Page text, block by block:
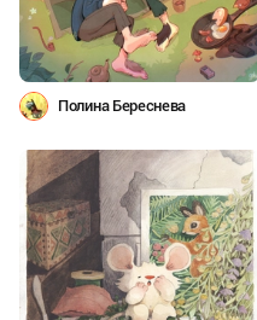
Полина Береснева